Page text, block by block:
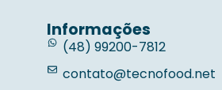
Informações
(48) 99200-7812
contato@tecnofood.net